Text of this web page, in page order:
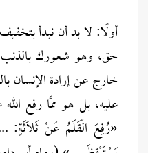
أولًا: لا بد أن نبدأ
حق، وهو شعورك بالذنب
خارج عن إرادة الإنسان
عليه، بل هو ممَّا رفع
«رُفِعَ الْقَلَمُ عَنْ